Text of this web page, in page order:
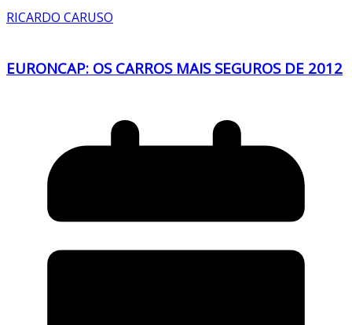
RICARDO CARUSO
EURONCAP: OS CARROS MAIS SEGUROS DE 2012